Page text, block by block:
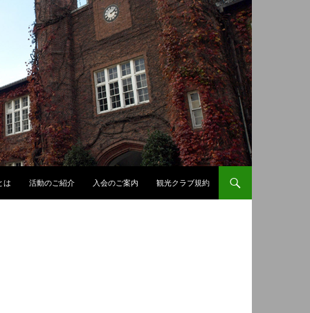
は 活動のご紹介 入会のご案内 観光クラブ規約